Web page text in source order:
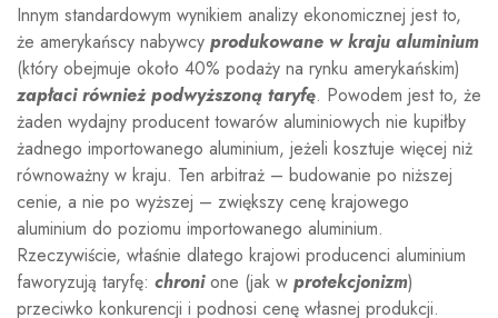
Innym standardowym wynikiem analizy ekonomicznej jest to,
że amerykańscy nabywcy produkowane w kraju aluminium
(który obejmuje około 40% podaży na rynku amerykańskim)
zapłaci również podwyższoną taryfę. Powodem jest to, że
żaden wydajny producent towarów aluminiowych nie kupiłby
żadnego importowanego aluminium, jeżeli kosztuje więcej niż
równoważny w kraju. Ten arbitraż – budowanie po niższej
cenie, a nie po wyższej – zwiększy cenę krajowego
aluminium do poziomu importowanego aluminium.
Rzeczywiście, właśnie dlatego krajowi producenci aluminium
faworyzują taryfę: chronione (jak w protekcjonizm)
przeciwko konkurencji i podnosi cenę własnej produkcji.